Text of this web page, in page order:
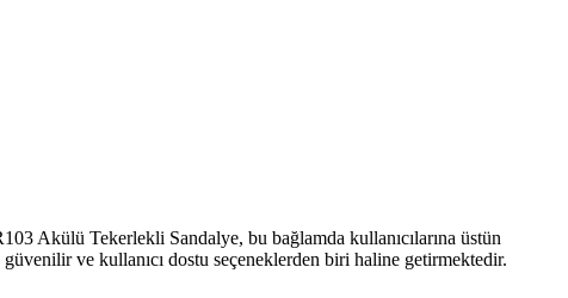
Akülü Tekerlekli Sandalye, bu bağlamda kullanıcılarına üstün
ve kullanıcı dostu seçeneklerden biri haline getirmektedir.